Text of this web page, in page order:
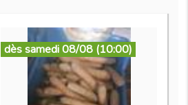
dès samedi 08/08 (10:00)